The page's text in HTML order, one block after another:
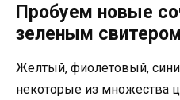
Пробуем новые
зеленым
Желтый, фиолетовый,
некоторые из множества